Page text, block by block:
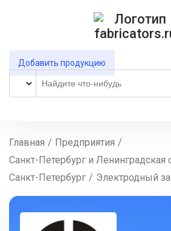
Добавить продукцию
Главная / Предприятия /
Санкт-Петербург и Ленинградская
Санкт-Петербург / Электродный